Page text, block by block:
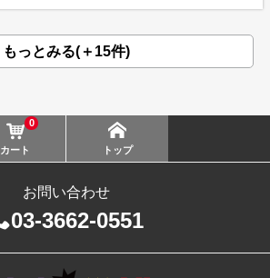
もっとみる(＋15件)
0
カート トップ
お問い合わせ
03-3662-0551